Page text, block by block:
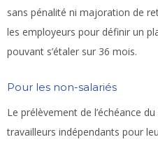
sans pénalité ni majoration de
les employeurs pour définir un
pouvant s’étaler sur 36 mois.
Pour les non-salariés
Le prélèvement de l’échéance
travailleurs indépendants pour